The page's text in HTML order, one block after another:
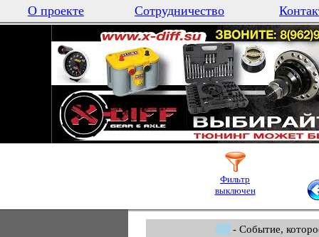
О проекте Сотрудничество
Фильтр
выключен
- Событие,